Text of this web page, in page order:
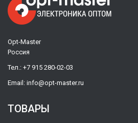
Opt-Master
Россия
Тел.: +7 915 280-02-03
Email: info@opt-master.ru
ТОВАРЫ